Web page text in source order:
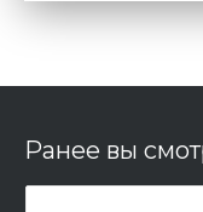
Ранее вы